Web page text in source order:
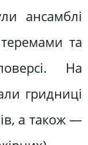
ансамблі
та
На
гридниці
а також —